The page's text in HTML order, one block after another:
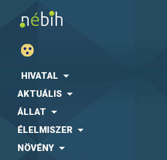
HIVATAL
AKTUÁLIS
ÁLLAT
ÉLELMISZER
NÖVÉNY